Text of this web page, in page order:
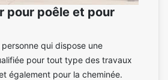
pour poêle et pour
qui dispose une
pour tout type des travaux
également pour la cheminée.